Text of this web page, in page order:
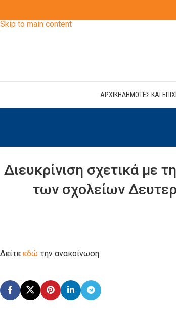
Skip to main content
ΑΡΧΙΚΗΔΗΜΟΤΕΣ ΚΑΙ
Διευκρίνιση σχετικά με
των σχολείων
Δείτε εδώ την ανακοίνωση